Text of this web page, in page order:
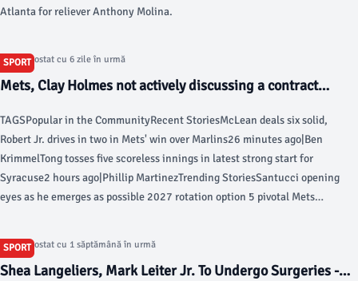
Atlanta for reliever Anthony Molina.
SPORT
Articol postat cu 6 zile în urmă
Mets, Clay Holmes not actively discussing a contract
TAGSPopular in the CommunityRecent StoriesMcLean deals six solid,
Robert Jr. drives in two in Mets' win over Marlins26 minutes ago|Ben
KrimmelTong tosses five scoreless innings in latest strong start for
Syracuse2 hours ago|Phillip MartinezTrending StoriesSantucci opening
eyes as he emerges as possible 2027 rotation option 5 pivotal Mets
53 years a product of trust and sacrifice Knicks Draft Report Card: Grading
every pick and move Knicks' depth played huge part in securing New York's
SPORT
Articol postat cu 1 săptămână în urmă
Shea Langeliers, Mark Leiter Jr. To Undergo Surgeries -